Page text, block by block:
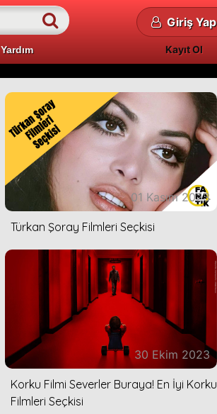
Yardım
Giriş Yap
Kayıt Ol
01 Kasım 2023
Türkan Şoray Filmleri Seçkisi
30 Ekim 2023
Korku Filmi Severler Buraya! En İyi Korku
Filmleri Seçkisi